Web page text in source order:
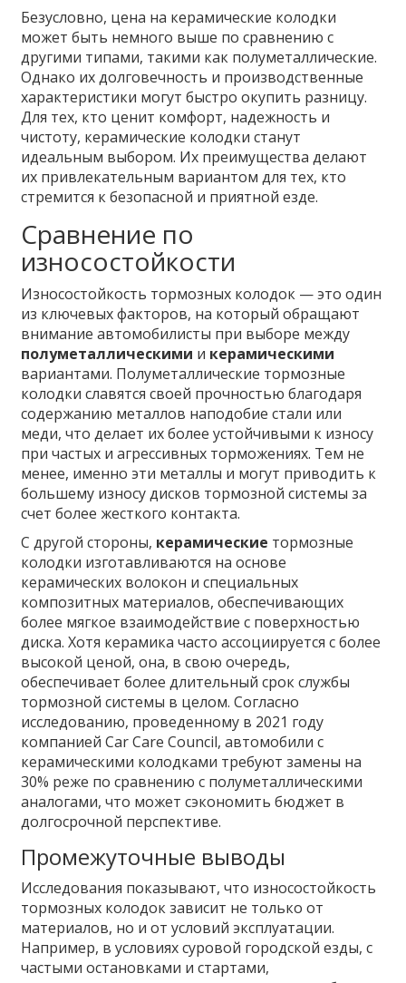
Безусловно, цена на керамические колодки
может быть немного выше по сравнению с
другими типами, такими как полуметаллические.
Однако их долговечность и производственные
характеристики могут быстро окупить разницу.
Для тех, кто ценит комфорт, надежность и
чистоту, керамические колодки станут
идеальным выбором. Их преимущества делают
их привлекательным вариантом для тех, кто
стремится к безопасной и приятной езде.
Сравнение по
износостойкости
Износостойкость тормозных колодок — это один
из ключевых факторов, на который обращают
внимание автомобилисты при выборе между
полуметаллическими и керамическими
вариантами. Полуметаллические тормозные
колодки славятся своей прочностью благодаря
содержанию металлов наподобие стали или
меди, что делает их более устойчивыми к износу
при частых и агрессивных торможениях. Тем не
менее, именно эти металлы и могут приводить к
большему износу дисков тормозной системы за
счет более жесткого контакта.
С другой стороны, керамические тормозные
колодки изготавливаются на основе
керамических волокон и специальных
композитных материалов, обеспечивающих
более мягкое взаимодействие с поверхностью
диска. Хотя керамика часто ассоциируется с более
высокой ценой, она, в свою очередь,
обеспечивает более длительный срок службы
тормозной системы в целом. Согласно
исследованию, проведенному в 2021 году
компанией Car Care Council, автомобили с
керамическими колодками требуют замены на
30% реже по сравнению с полуметаллическими
аналогами, что может сэкономить бюджет в
долгосрочной перспективе.
Промежуточные выводы
Исследования показывают, что износостойкость
тормозных колодок зависит не только от
материалов, но и от условий эксплуатации.
Например, в условиях суровой городской езды, с
частыми остановками и стартами,